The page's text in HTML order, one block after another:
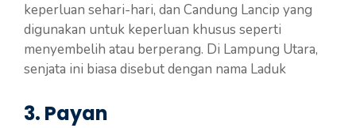
keperluan sehari-hari, dan Candung Lancip yang
digunakan untuk keperluan khusus seperti
menyembelih atau berperang. Di Lampung Utara,
senjata ini biasa disebut dengan nama Laduk
3. Payan